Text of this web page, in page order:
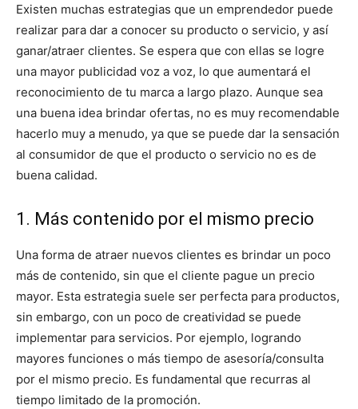
Existen muchas estrategias que un emprendedor puede
realizar para dar a conocer su producto o servicio, y así
ganar/atraer clientes. Se espera que con ellas se logre
una mayor publicidad voz a voz, lo que aumentará el
reconocimiento de tu marca a largo plazo. Aunque sea
una buena idea brindar ofertas, no es muy recomendable
hacerlo muy a menudo, ya que se puede dar la sensación
al consumidor de que el producto o servicio no es de
buena calidad.
1. Más contenido por el mismo precio
Una forma de atraer nuevos clientes es brindar un poco
más de contenido, sin que el cliente pague un precio
mayor. Esta estrategia suele ser perfecta para productos,
sin embargo, con un poco de creatividad se puede
implementar para servicios. Por ejemplo, logrando
mayores funciones o más tiempo de asesoría/consulta
por el mismo precio. Es fundamental que recurras al
tiempo limitado de la promoción.